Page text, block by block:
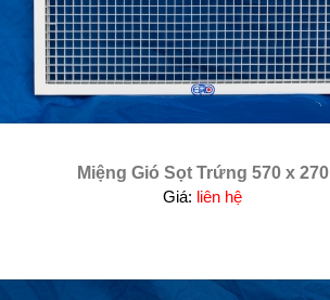
Miệng Gió Sọt Trứng 570 x 270
Giá: liên hệ